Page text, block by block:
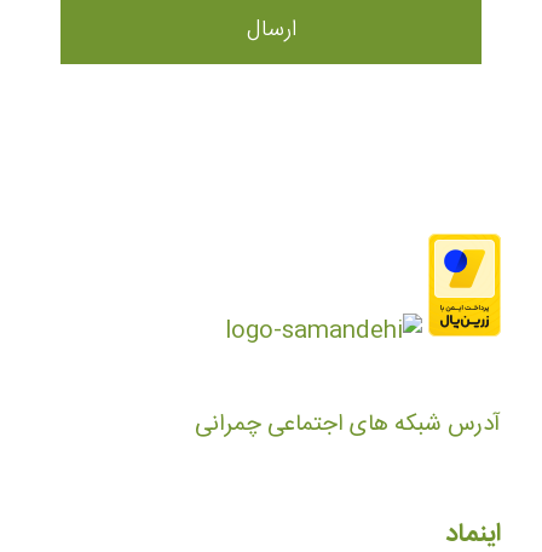
آدرس شبکه های اجتماعی چمرانی
اینماد